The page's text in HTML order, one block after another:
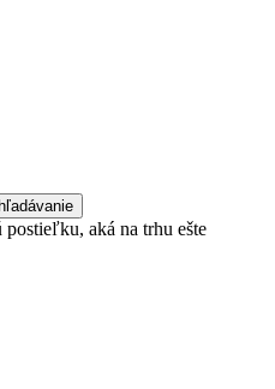
aká na trhu ešte